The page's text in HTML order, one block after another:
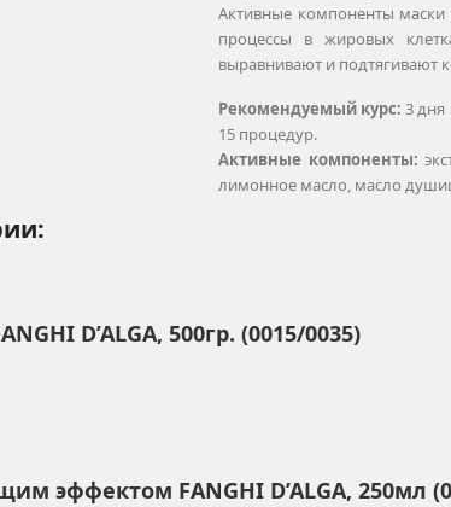
Активные компоненты
процессы в жировых
выравнивают и подтягивают
Рекомендуемый курс: 3 дня
15 процедур.
Активные компоненты:
лимонное масло, масло
D’ALGA, 500гр. (0015/0035)
эффектом FANGHI D’ALGA, 250мл